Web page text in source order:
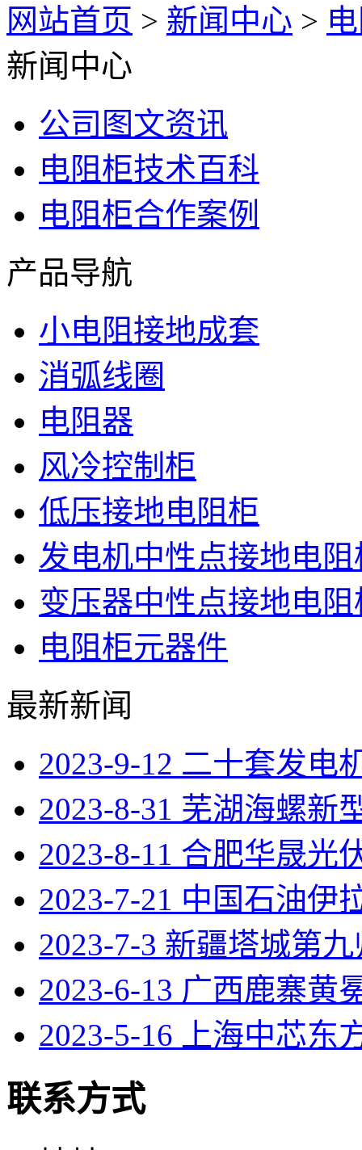
网站首页 > 新闻中心 >
新闻中心
公司图文资讯
电阻柜技术百科
电阻柜合作案例
产品导航
小电阻接地成套
消弧线圈
电阻器
风冷控制柜
低压接地电阻柜
发电机中性点接地电阻
变压器中性点接地电阻
电阻柜元器件
最新新闻
2023-9-12 二十套发电
2023-8-31 芜湖海螺新
2023-8-11 合肥华晟光
2023-7-21 中国石油伊
2023-7-3 新疆塔城第
2023-6-13 广西鹿寨黄
2023-5-16 上海中芯东
联系方式